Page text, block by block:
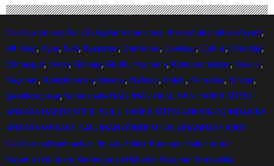
Nallıhan Ankara Bolu Eskişehir haber sitesi Ankarahabersitesi Akyurt,
Altındağ,Ayaş, Balâ, Beypazarı, Çamlıdere, Çankaya, Çubuk, Elmadağ,
Etimesgut, Evren,Gölbaşı,Güdül, Haymana, Kahramankazan, Kalecik,
Keçiören, Kızılcahamam, Mamak, Nallıhan, Polatlı, Pursaklar,Sincan,
Şereflikoçhisar,Yenimahalle NALLIHAN NALLIHAN HABER SİTESİ
ANKARA HABER SİTESİ BOLU HABER SİTESİ ANKARA SONDAKİKA
ANKARA MASASI NALLIHAN GÜNDEM NALLIHANHASHABER
Nallihan nallihanhasber Ankara Haber Karaman Haber sitesi
Karaman Gündem Karamandan Haberler Karaman Sondakika